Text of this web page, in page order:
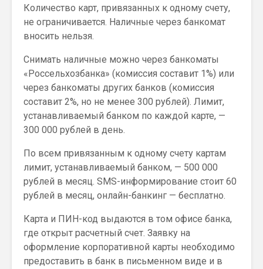
Количество карт, привязанных к одному счету,
не ограничивается. Наличные через банкомат
вносить нельзя.
Снимать наличные можно через банкоматы
«Россельхозбанка» (комиссия составит 1%) или
через банкоматы других банков (комиссия
составит 2%, но не менее 300 рублей). Лимит,
устанавливаемый банком по каждой карте, —
300 000 рублей в день.
По всем привязанным к одному счету картам
лимит, устанавливаемый банком, — 500 000
рублей в месяц. SMS-информирование стоит 60
рублей в месяц, онлайн-банкинг — бесплатно.
Карта и ПИН-код выдаются в том офисе банка,
где открыт расчетный счет. Заявку на
оформление корпоративной карты необходимо
предоставить в банк в письменном виде и в